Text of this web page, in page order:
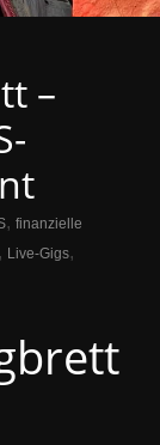
–
, finanzielle
, Live-Gigs,